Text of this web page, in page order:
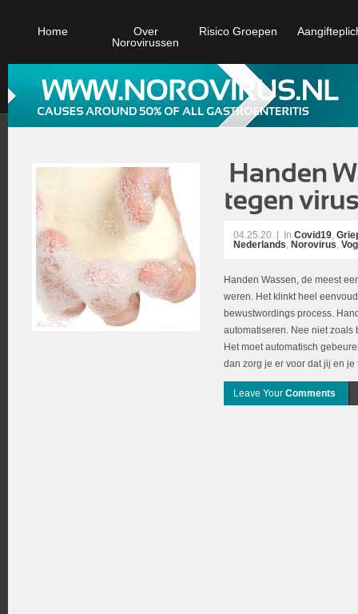
Home
Over
Norovirussen
Risico Groepen
04.25.20 In Covid19,
Nederlands, Norovirus,
Handen Wassen, de meest
weren. Het klinkt heel
bewustwordings process.
automatiseren. Nee niet zoals
Het moet automatisch
dan zorg je er voor dat jij en
Leave Your Comments